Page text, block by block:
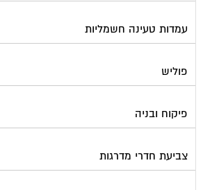
עמדות טעינה חשמליות
פוליש
פיקוח ובניה
צביעת חדרי מדרגות